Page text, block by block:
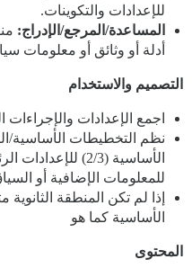
للإعدادات والتكوينات.
المساعدة/المرجع/الإدراج:
أدلة أو وثائق أو معلومات
التصميم والاستخدام
اجمع الإعدادات
نظم التخطيطات الأساسية/
للمعلومات الإضافية أو
إذا لم تكن المنطقة
الأساسية كما هو
المحتوى